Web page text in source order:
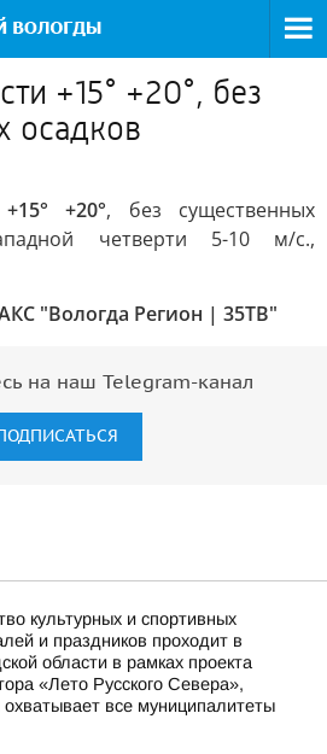
+15° +20°, без
осадков
+20°, без существенных
четверти 5-10 м/с.,
"Вологда Регион | 35ТВ"
на наш Telegram-канал
культурных и спортивных
и праздников проходит в
области в рамках проекта
«Лето Русского Севера»,
охватывает все муниципалитеты